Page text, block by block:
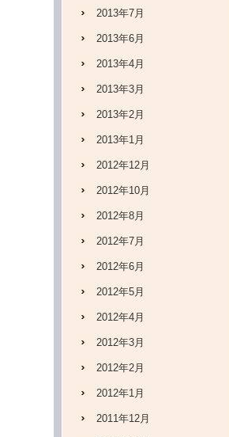
2013年7月
2013年6月
2013年4月
2013年3月
2013年2月
2013年1月
2012年12月
2012年10月
2012年8月
2012年7月
2012年6月
2012年5月
2012年4月
2012年3月
2012年2月
2012年1月
2011年12月